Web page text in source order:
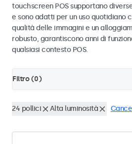
touchscreen POS supportano
e sono adatti per un uso quotidiano
qualità delle immagini e un
robusto, garantiscono anni di
qualsiasi contesto POS.
Filtro (0)
24 pollici Alta luminosità